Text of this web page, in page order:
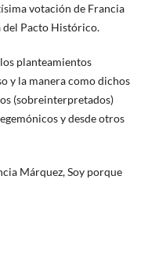
votación de Francia
del Pacto Histórico.
planteamientos
y la manera como dichos
(sobreinterpretados)
y desde otros
Márquez, Soy porque